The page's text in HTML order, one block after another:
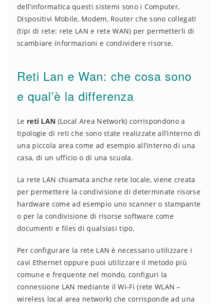
dell’informatica questi sistemi sono i Computer,
Dispositivi Mobile, Modem, Router che sono collegati
(tipi di rete: rete LAN e rete WAN) per permetterli di
scambiare informazioni e condividere risorse.
Reti Lan e Wan: che cosa sono
e qual’è la differenza
Le reti LAN (Local Area Network) corrispondono a
tipologie di reti che sono state realizzate all’interno di
una piccola area come ad esempio all’interno di una
casa, di un ufficio o di una scuola.
La rete LAN chiamata anche rete locale, viene creata
per permettere la condivisione di determinate risorse
hardware come ad esempio uno scanner o stampante
o per la condivisione di risorse software come
documenti e files di qualsiasi tipo.
Per configurare la rete LAN è necessario utilizzare i
cavi Ethernet oppure puoi utilizzare il metodo più
comune e frequente nel mondo, configuri la
connessione LAN mediante il Wi-Fi (rete WLAN –
wireless local area network) che corrisponde ad una